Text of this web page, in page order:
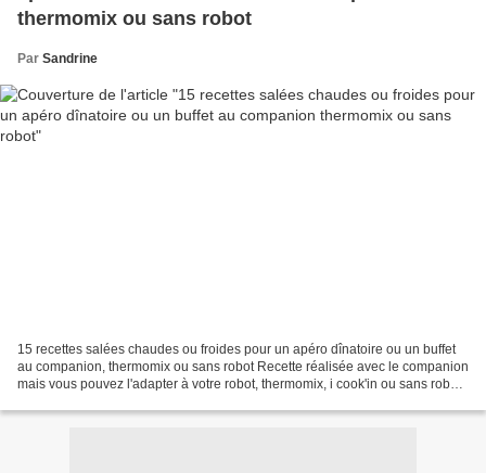
thermomix ou sans robot
Par Sandrine
15 recettes salées chaudes ou froides pour un apéro dînatoire ou un buffet
au companion, thermomix ou sans robot Recette réalisée avec le companion
mais vous pouvez l'adapter à votre robot, thermomix, i cook'in ou sans robot.